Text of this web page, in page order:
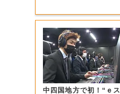
中四国地方で初！“ｅス